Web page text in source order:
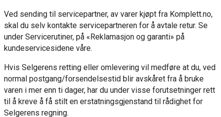
Ved sending til servicepartner, av varer kjøpt fra Komplett.no,
skal du selv kontakte servicepartneren for å avtale retur. Se
under Servicerutiner, på «Reklamasjon og garanti» på
kundeservicesidene våre.
Hvis Selgerens retting eller omlevering vil medføre at du, ved
normal postgang/forsendelsestid blir avskåret fra å bruke
varen i mer enn ti dager, har du under visse forutsetninger rett
til å kreve å få stilt en erstatningsgjenstand til rådighet for
Selgerens regning.